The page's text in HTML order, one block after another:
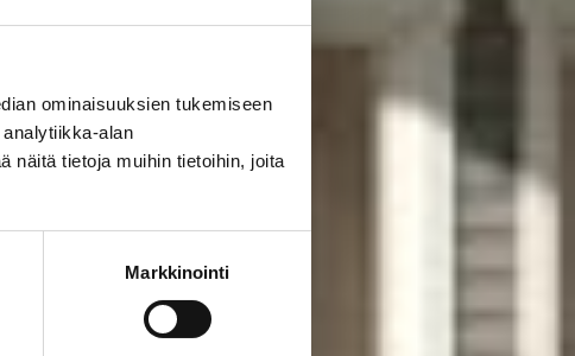
ominaisuuksien tukemiseen
alan
näitä tietoja muihin tietoihin, joita
Markkinointi